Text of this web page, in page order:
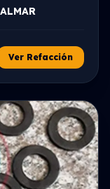
Ver Refacción